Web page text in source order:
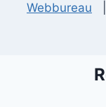
Webbureau |